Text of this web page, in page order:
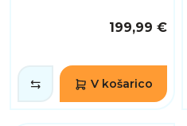
199,99 €
V košarico